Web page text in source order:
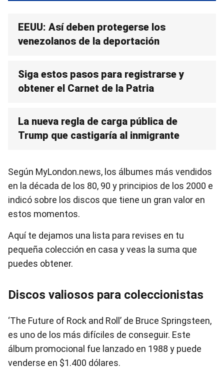
EEUU: Así deben protegerse los
venezolanos de la deportación
Siga estos pasos para registrarse y
obtener el Carnet de la Patria
La nueva regla de carga pública de
Trump que castigaría al inmigrante
Según MyLondon.news, los álbumes más vendidos
en la década de los 80, 90 y principios de los 2000 e
indicó sobre los discos que tiene un gran valor en
estos momentos.
Aquí te dejamos una lista para revises en tu
pequeña colección en casa y veas la suma que
puedes obtener.
Discos valiosos para coleccionistas
‘The Future of Rock and Roll’ de Bruce Springsteen,
es uno de los más difíciles de conseguir. Este
álbum promocional fue lanzado en 1988 y puede
venderse en $1.400 dólares.